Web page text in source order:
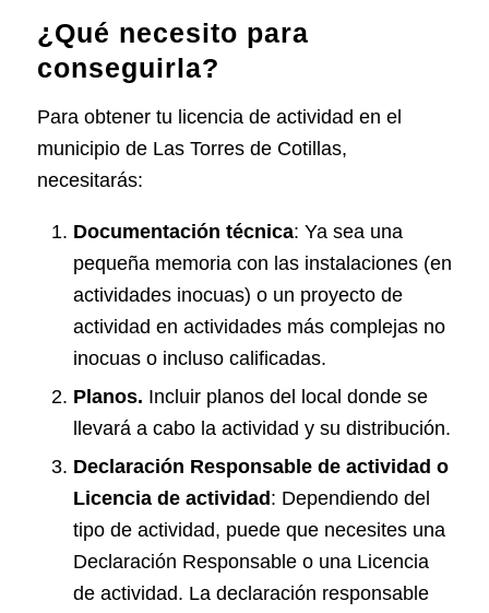
¿Qué necesito para
conseguirla?
Para obtener tu licencia de actividad en el
municipio de Las Torres de Cotillas,
necesitarás:
Documentación técnica: Ya sea una
pequeña memoria con las instalaciones (en
actividades inocuas) o un proyecto de
actividad en actividades más complejas no
inocuas o incluso calificadas.
Planos. Incluir planos del local donde se
llevará a cabo la actividad y su distribución.
Declaración Responsable de actividad o
Licencia de actividad : Dependiendo del
tipo de actividad, puede que necesites una
Declaración Responsable o una Licencia
de actividad. La declaración responsable